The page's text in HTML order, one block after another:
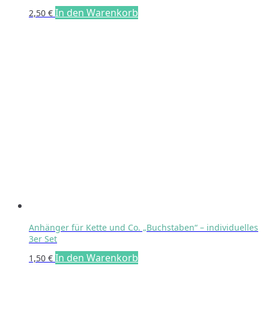
2,50 € In den Warenkorb
Anhänger für Kette und Co. „Buchstaben“ – individuelles
3er Set
1,50 € In den Warenkorb